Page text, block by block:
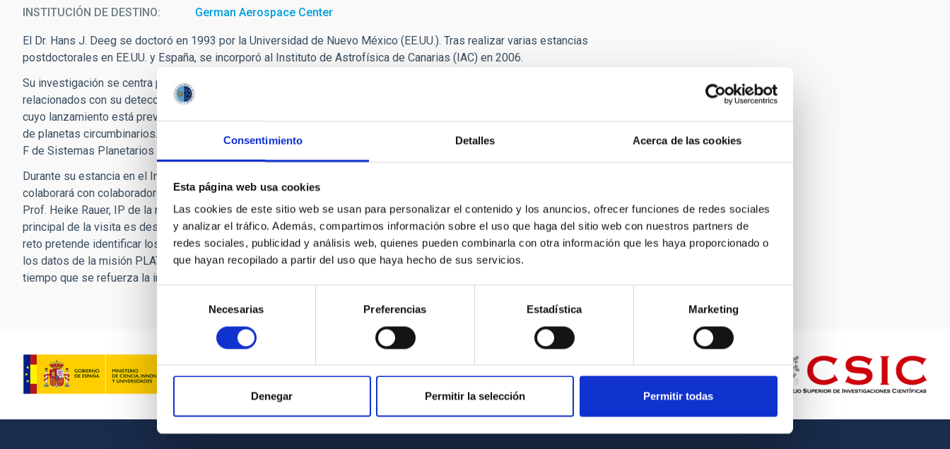
Consentimiento Detalles Acerca de las cookies
Esta página web usa cookies
Las cookies de este sitio web se usan para personalizar el contenido y los anuncios, ofrecer funciones de redes sociales
y analizar el tráfico. Además, compartimos información sobre el uso que haga del sitio web con nuestros partners de
redes sociales, publicidad y análisis web, quienes pueden combinarla con otra información que les haya proporcionado o
que hayan recopilado a partir del uso que haya hecho de sus servicios.
consentimiento
Necesarias Preferencias Estadística Marketing
Denegar Permitir la selección Permitir todas
INSTITUCIÓN DE DESTINO German Aerospace Center
El Dr. Hans J. Deeg se doctoró en 1993 por la Universidad de Nuevo México (EE.UU.). Tras realizar varias estancias
postdoctorales en EE.UU. y España, se incorporó al Instituto de Astrofísica de Canarias (IAC) en 2006.
Su investigación se centra principalmente en los exoplanetas, donde ha participado en numerosos proyectos
relacionados con su detección y caracterización, con un especial interés en la preparación de la misión espacial PLATO,
cuyo lanzamiento está previsto para 2026. Para esta misión, el Dr. Deeg dirige la preparación científica para la detección
de planetas circumbinarios. Ha publicado más de 350 artículos científicos, es miembro del comité directivo de la división
F de Sistemas Planetarios y Astrobiología de la UAI y es redactor jefe del
Durante su estancia en el Instituto de Investigación Planetaria del Centro Aeroespacial Alemán (DLR), el Dr. Deeg
colaborará con colaboradores que llevan mucho tiempo participando en PLATO y otras misiones espaciales, como la
Prof. Heike Rauer, IP de la misión PLATO, y los doctores Juan Cabrera, Szilard Csizmadia y Peter Klagyivik. El objetivo
principal de la visita es desarrollar un "reto comunitario" para la detección de planetas circumbinarios con PLATO. Este
reto pretende identificar los algoritmos más eficientes para detectar varios tipos de planetas circumbinarios utilizando
los datos de la misión PLATO. Esta visita permitirá al Dr. Deeg avanzar en la decisiva primera parte de este proyecto al
tiempo que se refuerza la implicación del IAC en la preparación científica de PLATO.